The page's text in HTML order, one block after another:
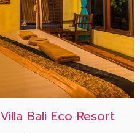
Villa Bali Eco Resort